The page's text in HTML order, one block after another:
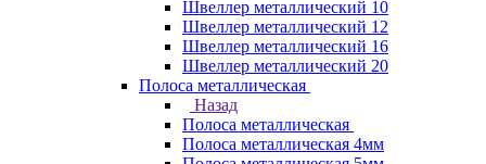
Швеллер металлический 10
Швеллер металлический 12
Швеллер металлический 16
Швеллер металлический 20
Полоса металлическая
Назад
Полоса металлическая
Полоса металлическая 4мм